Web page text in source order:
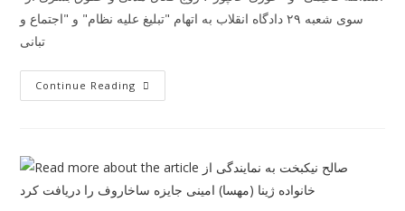
سوی شعبه ۲۹ دادگاه انقلاب به اتهام "تبلیغ علیه نظام" و "اجتماع و
تبانی
Continue Reading